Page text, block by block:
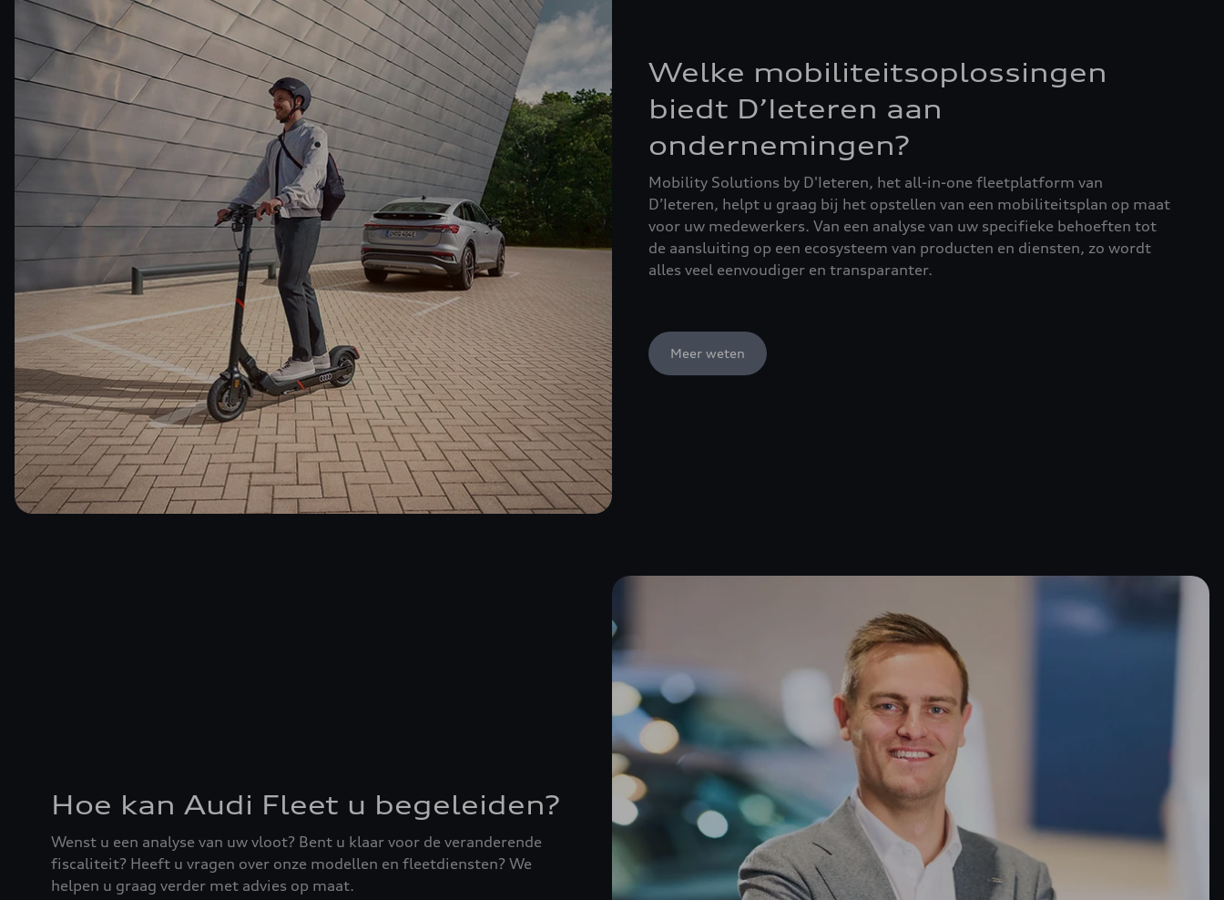
Welke mobiliteitsoplossingen
biedt D’Ieteren aan
ondernemingen?
Mobility Solutions by D'Ieteren, het all-in-one fleetplatform van
D’Ieteren, helpt u graag bij het opstellen van een mobiliteitsplan op maat
voor uw medewerkers. Van een analyse van uw specifieke behoeften tot
de aansluiting op een ecosysteem van producten en diensten, zo wordt
alles veel eenvoudiger en transparanter.
Meer weten
Hoe kan Audi Fleet u begeleiden?
Wenst u een analyse van uw vloot? Bent u klaar voor de veranderende
fiscaliteit? Heeft u vragen over onze modellen en fleetdiensten? We
helpen u graag verder met advies op maat.